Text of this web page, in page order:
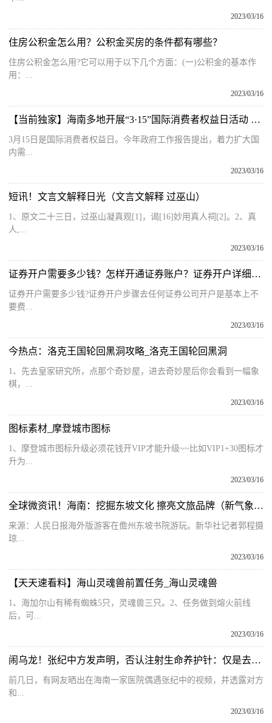
2023/03/16
住房公积金怎么用？公积金买房的条件都有哪些？
住房公积金怎么用?它可以用于以下几个方面：(一)公积金的基本作
用：...
2023/03/16
【当前独家】海南多地开展“3·15”国际消费者权益日活动 让老百姓想消费、能消费、敢消费
3月15日是国际消费者权益日。今年政府工作报告提出，着力扩大国
内需...
2023/03/16
短讯！文言文解释日光（文言文解释 过巫山）
1、原文二十三日，过巫山凝真观[1]，谒[16]妙用真人祠[2]。2、真
人,...
2023/03/16
证券开户需要多少钱？怎样开通证券账户？证券开户详细流程
证券开户需要多少钱?证券开户步骤去任何证券公司开户是基本上不
要费...
2023/03/16
今热点：洛克王国轮回黑洞攻略_洛克王国轮回黑洞
1、先去皇家研究所，点那个奇妙屋，进去奇妙屋后你会看到一幅象
棋，...
2023/03/16
图标素材_摩登城市图标
1、摩登城市图标升级必须花钱开VIP才能升级~~比如VIP1+30图标才
升为...
2023/03/16
全球微资讯！海南：挖掘东坡文化 擦亮文旅品牌（新气象 新作为）
来源：人民日报海外版游客在儋州东坡书院游玩。新华社记者郭程摄
琼...
2023/03/16
【天天速看料】海山灵魂兽前置任务_海山灵魂兽
1、海加尔山有稀有蜘蛛5只，灵魂兽三只。2、任务做到熔火前线
后，可...
2023/03/16
闹乌龙！张纪中方发声明，否认注射生命养护针：仅是去医院做常规检查
前几日，有网友晒出在海南一家医院偶遇张纪中的视频，并透露对方
和...
2023/03/16